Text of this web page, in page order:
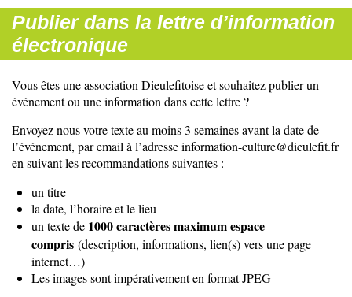
Publier dans la lettre d’information
électronique
Vous êtes une association Dieulefitoise et souhaitez publier un
événement ou une information dans cette lettre ?
Envoyez nous votre texte au moins 3 semaines avant la date de
l’événement, par email à l’adresse information-culture@dieulefit.fr
en suivant les recommandations suivantes :
un titre
la date, l’horaire et le lieu
un texte de 1000 caractères maximum espace
compris (description, informations, lien(s) vers une page
internet…)
Les images sont impérativement en format JPEG